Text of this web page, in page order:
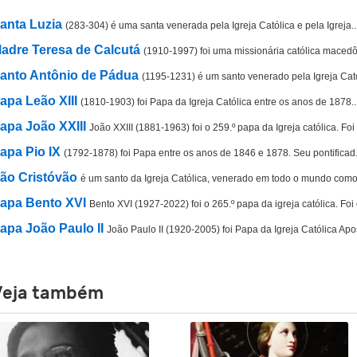
Luzia (283-304) é uma santa venerada pela Igreja Católica e pela
Teresa de Calcutá (1910-1997) foi uma missionária católica
Antônio de Pádua (1195-1231) é um santo venerado pela Igreja
Leão XIII (1810-1903) foi Papa da Igreja Católica entre os anos de
João XXIII João XXIII (1881-1963) foi o 259.º papa da Igreja católica.
Pio IX (1792-1878) foi Papa entre os anos de 1846 e 1878. Seu
Cristóvão é um santo da Igreja Católica, venerado em todo o mundo
Bento XVI Bento XVI (1927-2022) foi o 265.º papa da igreja católica. Foi
João Paulo II João Paulo II (1920-2005) foi Papa da Igreja Católica
também